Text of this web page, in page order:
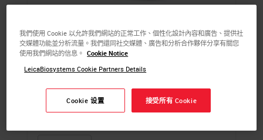
BOND-III
BOND-III IHC/ISH 染色系统的平均 IHC 染色
时间仅为 2.5 小时，可提供诊断速度、质量和
例。
我們使用 Cookie 以允許我們網站的正常工作、個性化設計內容和廣告、提供社
交媒體功能並分析流量。我們還同社交媒體、廣告和分析合作夥伴分享有關您
使用我們網站的信息。 Cookie Notice
LeicaBiosystems Cookie Partners Details
Cookie 设置 接受所有 Cookie